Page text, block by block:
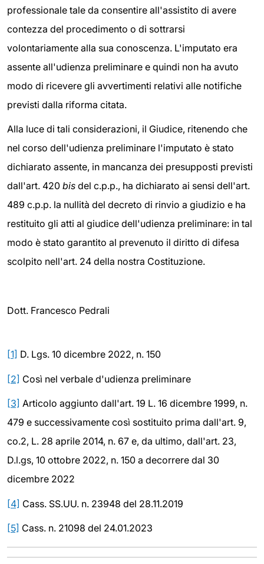
professionale tale da consentire all'assistito di avere
contezza del procedimento o di sottrarsi
volontariamente alla sua conoscenza. L'imputato era
assente all'udienza preliminare e quindi non ha avuto
modo di ricevere gli avvertimenti relativi alle notifiche
previsti dalla riforma citata.
Alla luce di tali considerazioni, il Giudice, ritenendo che
nel corso dell'udienza preliminare l'imputato è stato
dichiarato assente, in mancanza dei presupposti previsti
dall'art. 420 bis del c.p.p., ha dichiarato ai sensi dell'art.
489 c.p.p. la nullità del decreto di rinvio a giudizio e ha
restituito gli atti al giudice dell'udienza preliminare: in tal
modo è stato garantito al prevenuto il diritto di difesa
scolpito nell'art. 24 della nostra Costituzione.
Dott. Francesco Pedrali
[1] D. Lgs. 10 dicembre 2022, n. 150
[2] Così nel verbale d'udienza preliminare
[3] Articolo aggiunto dall'art. 19 L. 16 dicembre 1999, n.
479 e successivamente così sostituito prima dall'art. 9,
co.2, L. 28 aprile 2014, n. 67 e, da ultimo, dall'art. 23,
D.l.gs, 10 ottobre 2022, n. 150 a decorrere dal 30
dicembre 2022
[4] Cass. SS.UU. n. 23948 del 28.11.2019
[5] Cass. n. 21098 del 24.01.2023